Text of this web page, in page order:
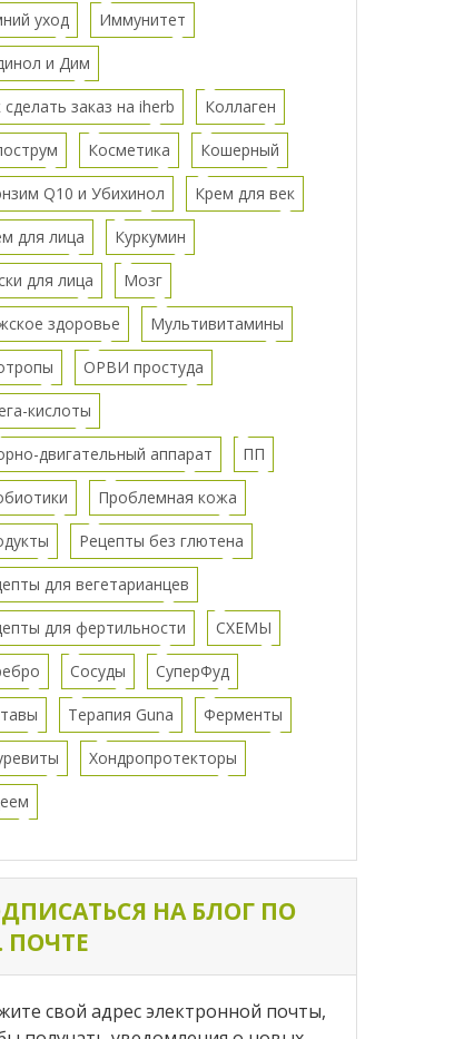
уход Иммунитет
и Дим
сделать заказ на iherb Коллаген
Косметика Кошерный
Q10 и Убихинол Крем для век
для лица Куркумин
для лица Мозг
здоровье Мультивитамины
ОРВИ простуда
кислоты
двигательный аппарат ПП
Проблемная кожа
Рецепты без глютена
для вегетарианцев
для фертильности СХЕМЫ
Сосуды СуперФуд
Терапия Guna Ферменты
Хондропротекторы
НА БЛОГ ПО
ПОЧТЕ
свой адрес электронной почты,